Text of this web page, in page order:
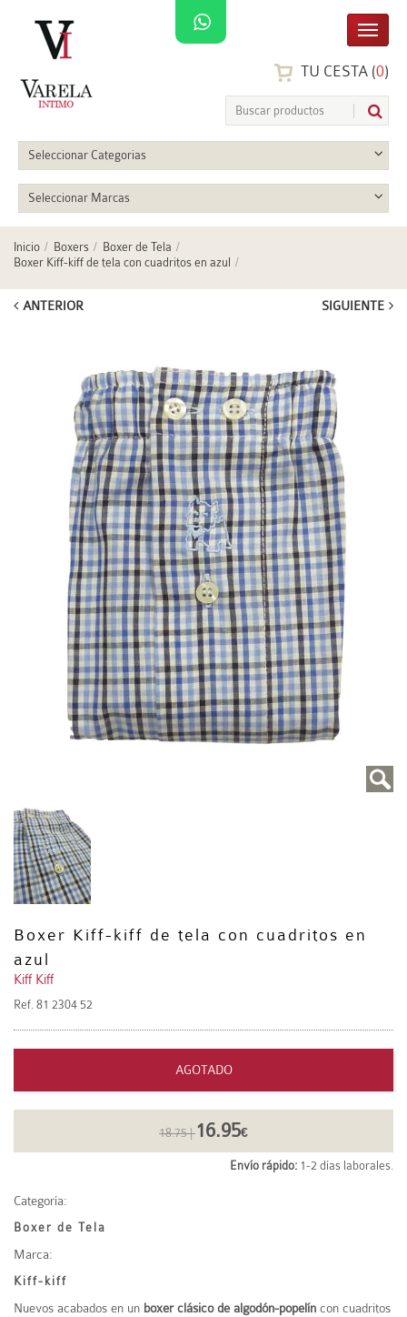
TU CESTA (0)
Seleccionar Categorias
Seleccionar Marcas
Inicio Boxers
Boxer de Tela
Boxer Kiff-kiff de tela con cuadritos en azul
ANTERIOR SIGUIENTE
Boxer Kiff-kiff de tela con cuadritos en
azul
Kiff Kiff
Ref. 81 2304 52
AGOTADO
18.75 |16.95€
Envío rápido: 1-2 días laborales.
Categoría:
Boxer de Tela
Marca:
Kiff-kiff
Nuevos acabados en un boxer clásico de algodón-popelín con cuadritos